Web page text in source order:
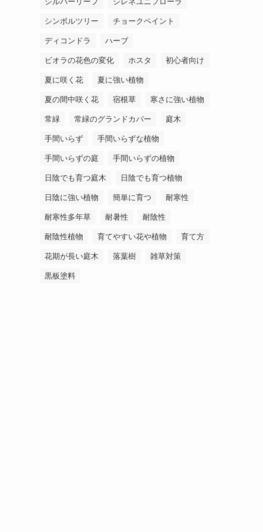
シンボルツリー チョークペイント
ディコンドラ ハーブ
ビオラの花色の変化 ホスタ 初心者向け
夏に咲く花 夏に強い植物
夏の間中咲く花 宿根草 寒さに強い植物
常緑 常緑のグランドカバー 庭木
手間いらず 手間いらずな植物
手間いらずの庭 手間いらずの植物
日陰でも育つ庭木 日陰でも育つ植物
日陰に強い植物 簡単に育つ 耐寒性
耐寒性多年草 耐暑性 耐陰性
耐陰性植物 育てやすい花や植物 育て方
花期が長い庭木 落葉樹 雑草対策
黒板塗料